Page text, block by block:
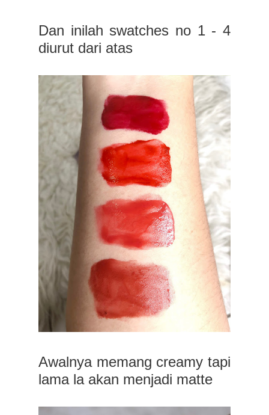
Dan inilah swatches no 1 - 4
diurut dari atas
Awalnya memang creamy tapi
lama la akan menjadi matte